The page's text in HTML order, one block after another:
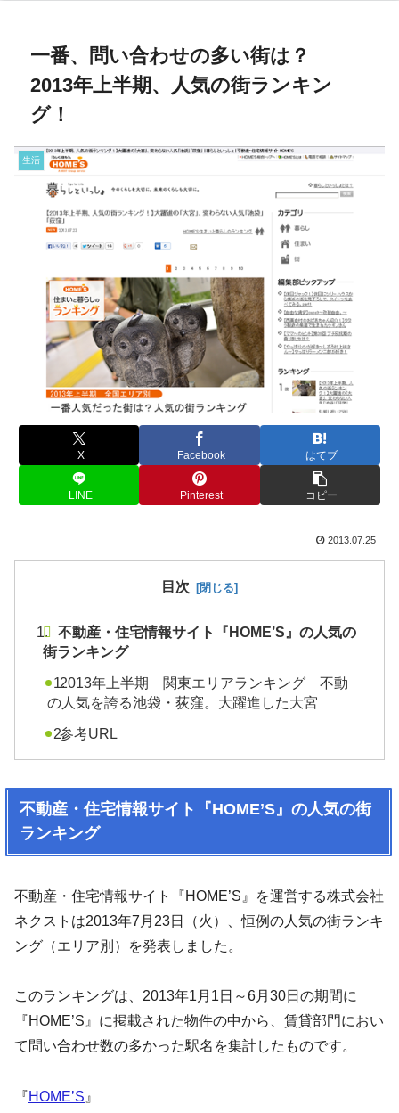
一番、問い合わせの多い街は？
2013年上半期、人気の街ランキン
グ！
生活
X Facebook はてブ
LINE Pinterest コピー
2013.07.25
目次
不動産・住宅情報サイト『HOME’S』の人気の
街ランキング
2013年上半期 関東エリアランキング 不動
の人気を誇る池袋・荻窪。大躍進した大宮
参考URL
不動産・住宅情報サイト『HOME’S』の人気の街
ランキング
不動産・住宅情報サイト『HOME’S』を運営する株式会社
ネクストは2013年7月23日（火）、恒例の人気の街ランキ
ング（エリア別）を発表しました。
このランキングは、2013年1月1日～6月30日の期間に
『HOME’S』に掲載された物件の中から、賃貸部門におい
て問い合わせ数の多かった駅名を集計したものです。
『HOME’S 』